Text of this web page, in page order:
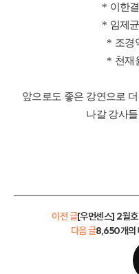
* 이한
* 임제
* 조경
* 천재
앞으로도 좋은 강연으로
나갈 강사
이전 글[우먼센스] 2월호
8,650개의
다음 글